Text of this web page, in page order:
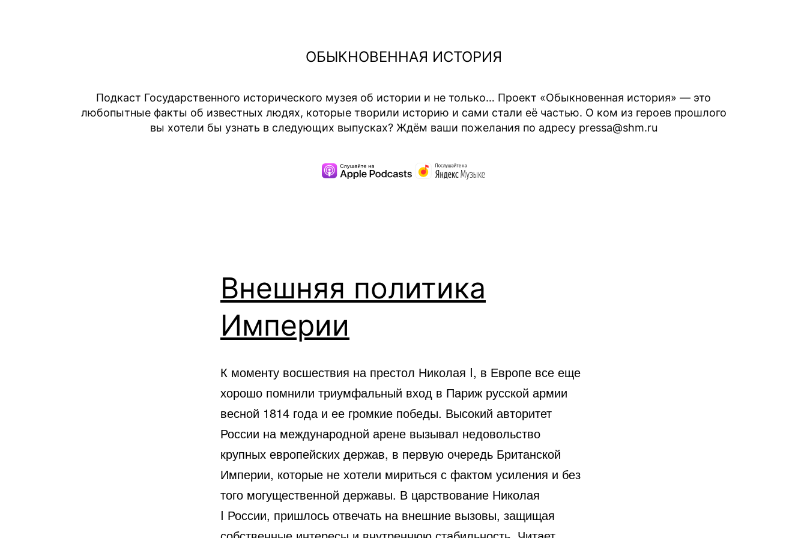
ОБЫКНОВЕННАЯ ИСТОРИЯ
Подкаст Государственного исторического музея об истории и не только… Проект «Обыкновенная история» — это
любопытные факты об известных людях, которые творили историю и сами стали её частью. О ком из героев прошлого
вы хотели бы узнать в следующих выпусках? Ждём ваши пожелания по адресу pressa@shm.ru
Внешняя политика
Империи
К моменту восшествия на престол Николая I, в Европе все еще
хорошо помнили триумфальный вход в Париж русской армии
весной 1814 года и ее громкие победы. Высокий авторитет
России на международной арене вызывал недовольство
крупных европейских держав, в первую очередь Британской
Империи, которые не хотели мириться с фактом усиления и без
того могущественной державы. В царствование Николая
I России, пришлось отвечать на внешние вызовы, защищая